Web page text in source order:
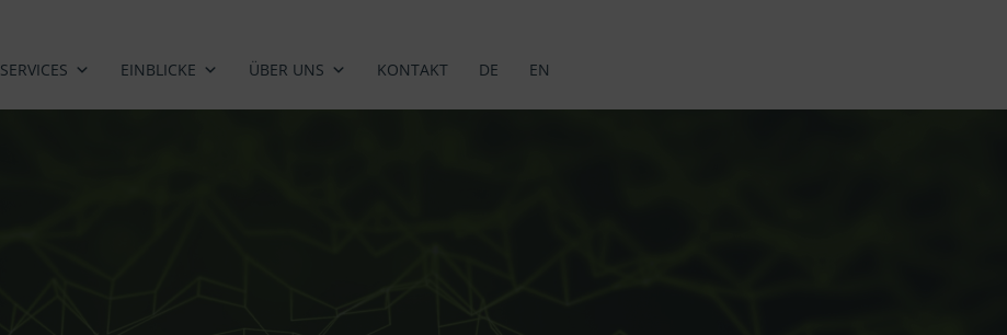
SERVICES EINBLICKE ÜBER UNS KONTAKT DE EN